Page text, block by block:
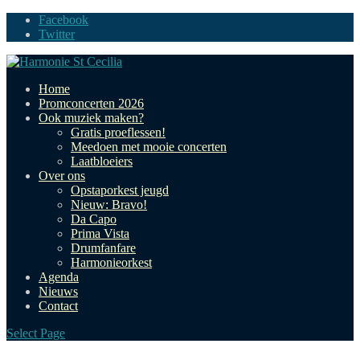
Facebook
Twitter
Home
Promconcerten 2026
Ook muziek maken?
Gratis proeflessen!
Meedoen met mooie concerten
Laatbloeiers
Over ons
Opstaporkest jeugd
Nieuw: Bravo!
Da Capo
Prima Vista
Drumfanfare
Harmonieorkest
Agenda
Nieuws
Contact
Select Page